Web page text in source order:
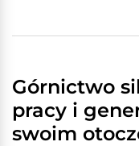
Górnictwo
pracy i
swoim